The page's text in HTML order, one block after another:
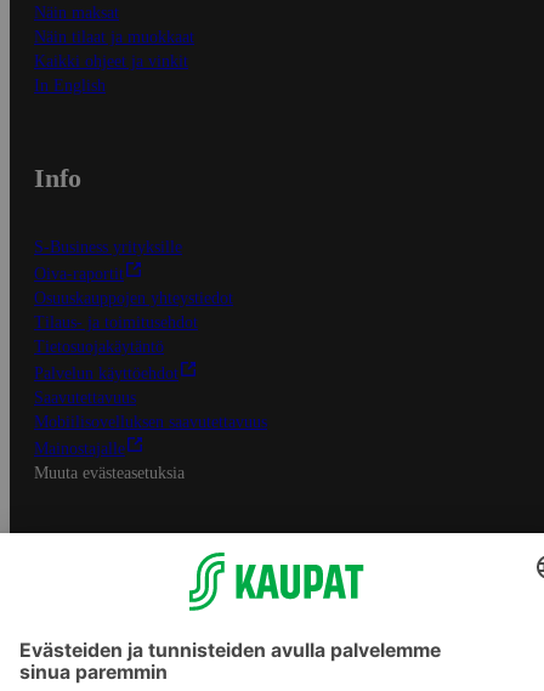
Näin maksat
Näin tilaat ja muokkaat
Kaikki ohjeet ja vinkit
In English
Info
S-Business yrityksille
Oiva-raportit
Osuuskauppojen yhteystiedot
Tilaus- ja toimitusehdot
Tietosuojakäytäntö
Palvelun käyttöehdot
Saavutettavuus
Mobiilisovelluksen saavutettavuus
Mainostajalle
Muuta evästeasetuksia
S-ryhmän palvelut
Asiakasomistajuus